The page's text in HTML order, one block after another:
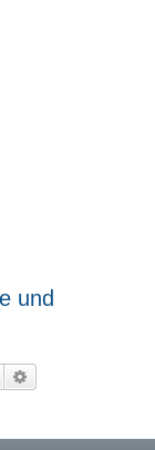
und
Suche